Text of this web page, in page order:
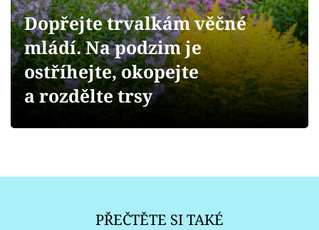
Přihlášení
Sledujte nás
Dopřejte trvalkám věčné
mládí. Na podzim je
ostříhejte, okopejte
a rozdělte trsy
PŘEČTĚTE SI TAKÉ